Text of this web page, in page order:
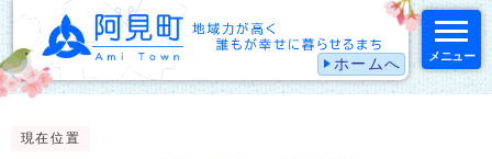
ホームへ メニュー
現在位置